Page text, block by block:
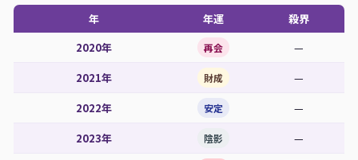
年 年運
殺界
2020年
再会
—
2021年
財成
—
2022年
安定
—
2023年
陰影
—